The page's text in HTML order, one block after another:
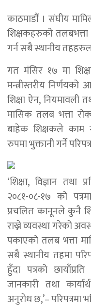
काठमाडौं । संघीय
शिक्षकहरुको तलबभत्ता
गर्न सबै स्थानीय
गत मंसिर १७ मा
मन्त्रीस्तरीय निर्णयको
शिक्षा ऐन,
मासिक तलब भत्ता
बाहेक शिक्षकले काम
रुपमा भुक्तानी गर्ने
‘शिक्षा, विज्ञान तथा
२०८१-०८-१७ को
प्रचलित कानूनले कुनै
राख्ने व्यवस्था गरेको
पकाएको तलब भत्ता
सबै स्थानीय तहमा
हुँदा पत्रको
जानकारी तथा
अनुरोध छ,’– परिपत्रमा